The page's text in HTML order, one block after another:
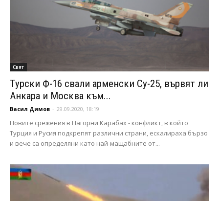
Свят
Турски Ф-16 свали арменски Су-25, вървят ли
Анкара и Москва към...
Васил Димов - 29.09.2020, 18:19
Новите срежения в Нагорни Карабах - конфликт, в който
Турция и Русия подкрепят различни страни, ескалираха бързо
и вече са определяни като най-мащабните от...